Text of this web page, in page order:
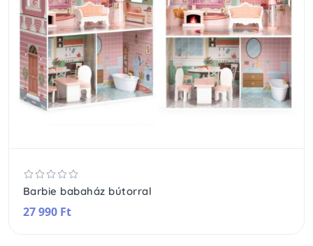
Barbie babaház bútorral
27 990 Ft